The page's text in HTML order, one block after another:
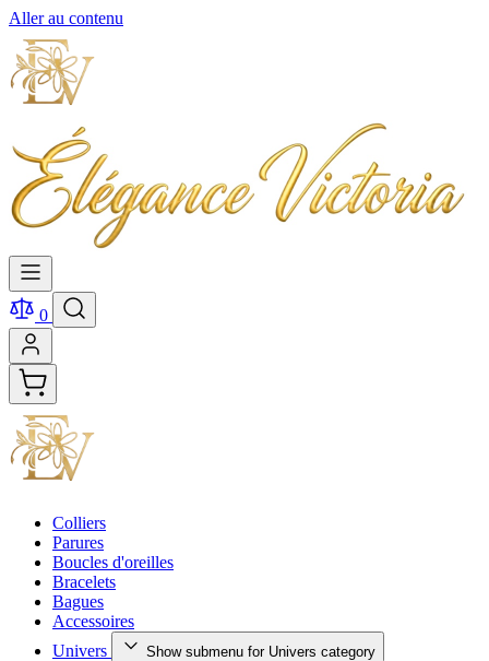
Aller au contenu
0
Colliers
Parures
Boucles d'oreilles
Bracelets
Bagues
Accessoires
Univers
Show submenu for Univers category